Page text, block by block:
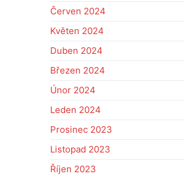
Červen 2024
Květen 2024
Duben 2024
Březen 2024
Únor 2024
Leden 2024
Prosinec 2023
Listopad 2023
Říjen 2023